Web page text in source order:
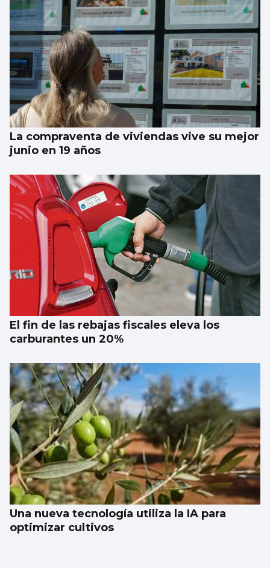
La compraventa de viviendas vive su mejor
junio en 19 años
El fin de las rebajas fiscales eleva los
carburantes un 20%
Una nueva tecnología utiliza la IA para
optimizar cultivos